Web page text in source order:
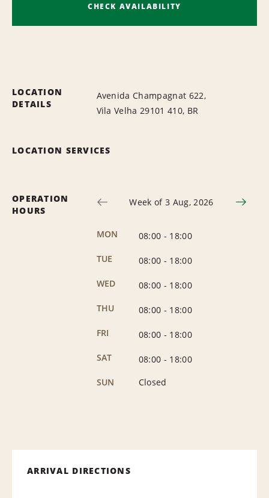
CHECK AVAILABILITY
LOCATION
DETAILS
Avenida Champagnat 622,
Vila Velha 29101 410, BR
LOCATION SERVICES
OPERATION
HOURS
Week of 3 Aug, 2026
MON 08:00 - 18:00
TUE
08:00 - 18:00
WED
08:00 - 18:00
THU
08:00 - 18:00
FRI
08:00 - 18:00
SAT
08:00 - 18:00
SUN
Closed
ARRIVAL DIRECTIONS